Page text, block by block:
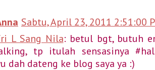
Sabtu, April 23, 2011 2:51:00
L Sang Nila: betul bgt, butuh
tp itulah sensasinya
dah dateng ke blog saya ya :)